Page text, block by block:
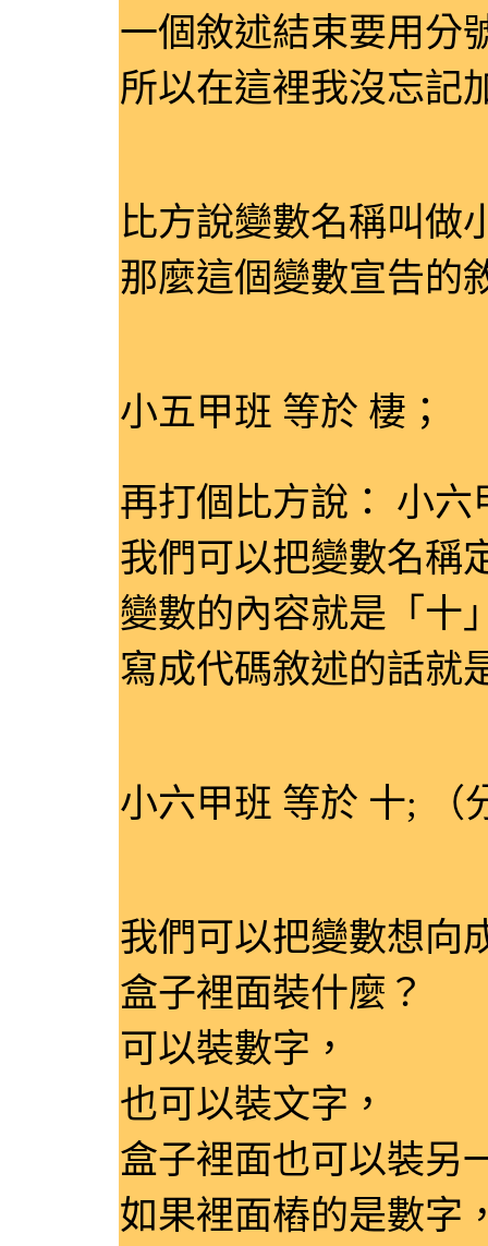
一個敘述結束要用分
所以在這裡我沒忘記
比方說變數名稱叫做
那麼這個變數宣告的
小五甲班 等於 棲
再打個比方說： 小
我們可以把變數名稱
變數的內容就是「十
寫成代碼敘述的話就
小六甲班 等於 十; （
我們可以把變數想向
盒子裡面裝什麼？
可以裝數字，
也可以裝文字，
盒子裡面也可以裝另
如果裡面樁的是數字